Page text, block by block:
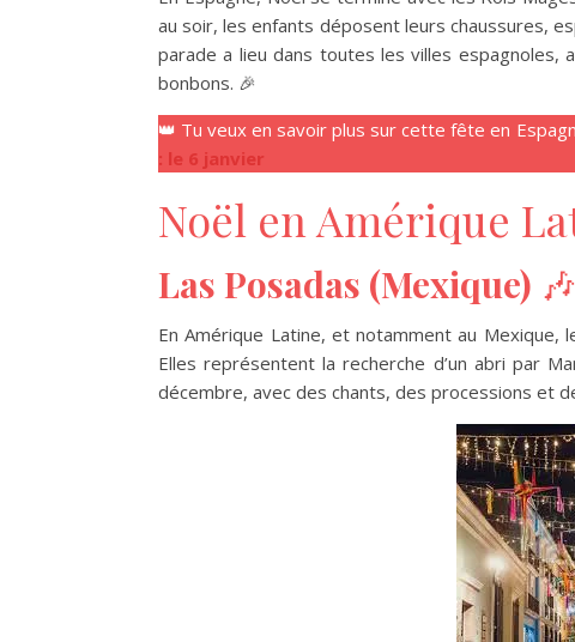
au soir, les enfants déposent leurs chaussures,
parade a lieu dans toutes les villes espagnoles,
bonbons. 🎉
👑 Tu veux en savoir plus sur cette fête en
: le 6 janvier
Noël en
Las Posadas (Mexique) 🎶
En Amérique Latine, et notamment au
Elles représentent la recherche d’un abri par
décembre, avec des chants, des processions et